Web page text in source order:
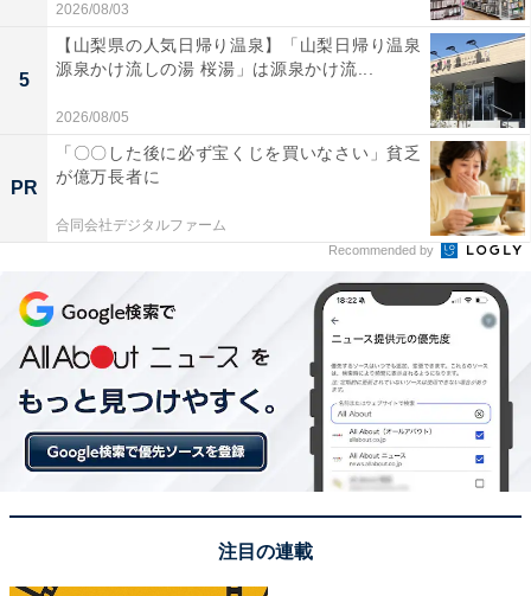
楽天トラベルのスーパーDEALとは？
楽天スーパーDEALは、全国各地の人気ホテルや旅館を
大幅なポイントバックで予約できるイベント。楽天IDを
用いてスーパーDEAL対象のプランを予約し、実際に宿
泊すると、もれなく宿泊料金の30～40％が楽天ポイント
で還元されます。お得に宿泊したい人は、日々更新され
るおすすめプランをお見逃しなく！
※プラン名称に【楽天スーパーDEAL】と記載があるプ
ランのみ、ポイント還元対象です
2026/08/03
5
【山梨県の人気日帰り温泉】「山梨日帰り温泉
源泉かけ流しの湯 桜湯」は源泉かけ流...
2026/08/05
PR
「〇〇した後に必ず宝くじを買いなさい」貧乏
が億万長者に
合同会社デジタルファーム
Recommended by
注目の連載